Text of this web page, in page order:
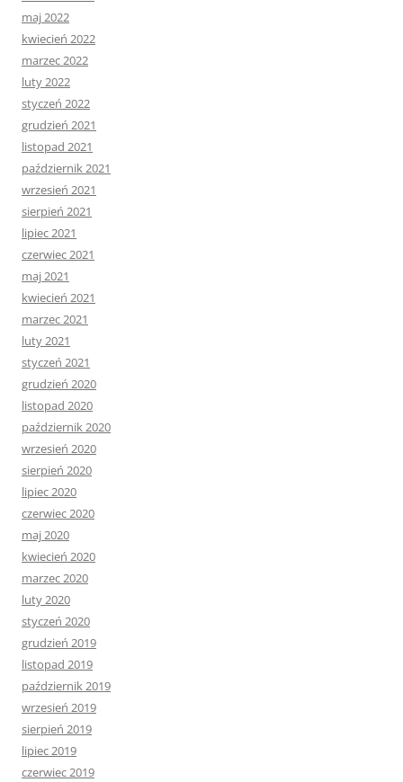
maj 2022
kwiecień 2022
marzec 2022
luty 2022
styczeń 2022
grudzień 2021
listopad 2021
październik 2021
wrzesień 2021
sierpień 2021
lipiec 2021
czerwiec 2021
maj 2021
kwiecień 2021
marzec 2021
luty 2021
styczeń 2021
grudzień 2020
listopad 2020
październik 2020
wrzesień 2020
sierpień 2020
lipiec 2020
czerwiec 2020
maj 2020
kwiecień 2020
marzec 2020
luty 2020
styczeń 2020
grudzień 2019
listopad 2019
październik 2019
wrzesień 2019
sierpień 2019
lipiec 2019
czerwiec 2019